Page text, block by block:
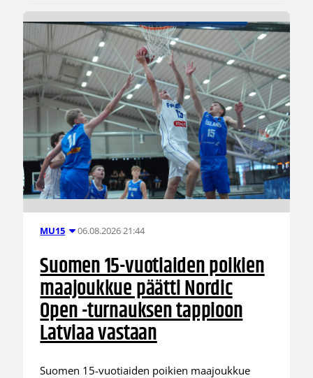
MU15 06.08.2026 21:44
Suomen 15-vuotiaiden poikien
maajoukkue päätti Nordic
Open -turnauksen tappioon
Latviaa vastaan
Suomen 15-vuotiaiden poikien maajoukkue